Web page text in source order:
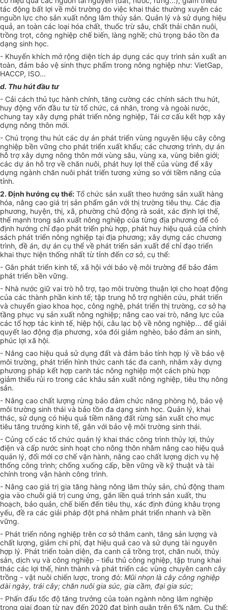
tác động bất lợi về môi trường do việc khai thác thường xuyên các
nguồn lực cho sản xuất nông lâm thủy sản. Quản lý và sử dụng hiệu
quả, an toàn các loại hóa chất, thuốc trừ sâu, chất thải chăn nuôi,
trồng trọt, công nghiệp chế biến, làng nghề; chú trọng bảo tồn đa
dạng sinh học.
- Khuyến khích mở rộng diện tích áp dụng các quy trình sản xuất an
toàn, đảm bảo vệ sinh thực phẩm trong nông nghiệp như: VietGap,
HACCP, ISO...
d. Thu hút đầu tư
- Cải cách thủ tục hành chính, tăng cường các chính sách thu hút,
huy động vốn đầu tư từ tổ chức, cá nhân, trong và ngoài nước,
chung tay xây dựng phát triển nông nghiệp, Tái cơ cấu kết hợp xây
dựng nông thôn mới.
- Chú trọng thu hút các dự án phát triển vùng nguyên liệu cây công
nghiệp bền vững cho phát triển xuất khẩu; các chương trình, dự án
hỗ trợ xây dựng nông thôn mới vùng sâu, vùng xa, vùng biên giới;
các dự án hỗ trợ về chăn nuôi, phát huy lợi thế của vùng để xây
dựng ngành chăn nuôi phát triển tương xứng so với tiềm năng của
tỉnh.
2. Định hướng cụ thể: Tổ chức sản xuất theo hướng sản xuất hàng
hóa, nâng cao giá trị sản phẩm gắn với thị trường tiêu thụ. Các địa
phương, huyện, thị, xã, phường chủ động rà soát, xác định lợi thế,
thế mạnh trong sản xuất nông nghiệp của từng địa phương để có
định hướng chỉ đạo phát triển phù hợp, phát huy hiệu quả của chính
sách phát triển nông nghiệp tại địa phương; xây dựng các chương
trình, đề án, dự án cụ thể về phát triển sản xuất để chỉ đạo triển
khai thực hiện thống nhất từ tỉnh đến cơ sở, cụ thể:
- Gắn phát triển kinh tế, xã hội với bảo vệ môi trường để bảo đảm
phát triển bền vững.
- Nhà nước giữ vai trò hỗ trợ, tạo môi trường thuận lợi cho hoạt động
của các thành phần kinh tế; tập trung hỗ trợ nghiên cứu, phát triển
và chuyển giao khoa học, công nghệ, phát triển thị trường, cơ sở hạ
tầng phục vụ sản xuất nông nghiệp; nâng cao vai trò, năng lực của
các tổ hợp tác kinh tế, hiệp hội, câu lạc bộ về nông nghiệp... để giải
quyết lao động địa phương, xóa đói giảm nghèo, bảo đảm an sinh,
phúc lợi xã hội.
- Nâng cao hiệu quả sử dụng đất và đảm bảo tính hợp lý về bảo vệ
môi trường, phát triển hình thức canh tác đa canh, nhằm xây dựng
phương pháp kết hợp canh tác nông nghiệp một cách phù hợp
giảm thiểu rủi ro trong các khâu sản xuất nông nghiệp, tiêu thụ nông
sản.
- Nâng cao chất lượng rừng bảo đảm chức năng phòng hộ, bảo vệ
môi trường sinh thái và bảo tồn đa dạng sinh học. Quản lý, khai
thác, sử dụng có hiệu quả tiềm năng đất rừng sản xuất cho mục
tiêu tăng trưởng kinh tế, gắn với bảo vệ môi trường sinh thái.
- Củng cố các tổ chức quản lý khai thác công trình thủy lợi, thủy
điện và cấp nước sinh hoạt cho nông thôn nhằm nâng cao hiệu quả
quản lý, đổi mới cơ chế vận hành, nâng cao chất lượng dịch vụ hệ
thống công trình; chống xuống cấp, bền vững về kỹ thuật và tài
chính trong vận hành công trình.
- Nâng cao giá trị gia tăng hàng nông lâm thủy sản, chủ động tham
gia vào chuỗi giá trị cung ứng, gắn liền quá trình sản xuất, thu
hoạch, bảo quản, chế biến đến tiêu thụ, xác định đúng khâu trọng
yếu, đề ra các giải pháp đột phá nhằm phát triển nhanh và bền
vững.
- Phát triển nông nghiệp trên cơ sở thâm canh, tăng sản lượng và
chất lượng, giảm chi phí, đạt hiệu quả cao và sử dụng tài nguyên
hợp lý. Phát triển toàn diện, đa canh cả trồng trọt, chăn nuôi, thủy
sản, dịch vụ và công nghiệp - tiểu thủ công nghiệp, tập trung khai
thác các lợi thế, hình thành và phát triển các vùng chuyên canh cây
trồng - vật nuôi chiến lược, trong đó: Mũi nhọn là cây công nghiệp
dài ngày, trái cây; chăn nuôi gia súc, gia cầm, đại gia súc;
- Phấn đấu tốc độ tăng trưởng của toàn ngành nông lâm nghiệp
trong giai đoạn từ nay đến 2020 đạt bình quân trên 6% năm. Cụ thể: